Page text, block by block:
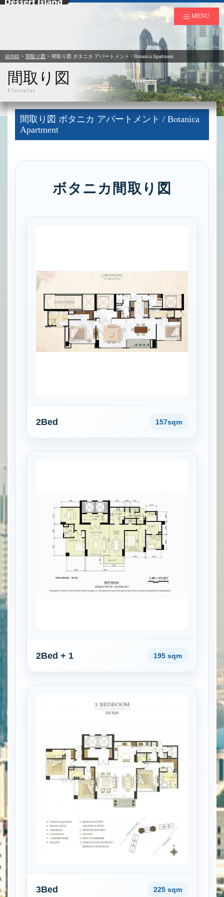
デザートアイランド
MENU
HOME > 間取り図 > 間取り図 ボタニカ アパートメント / Botanica Apartment
間取り図
Floorplan
間取り図 ボタニカ アパートメント / Botanica
Apartment
ボタニカ間取り図
2Bed 157sqm
2Bed + 1 195 sqm
3Bed 225 sqm